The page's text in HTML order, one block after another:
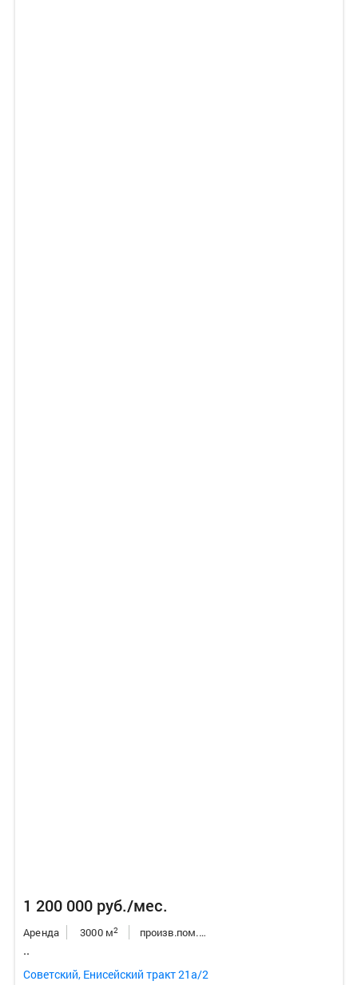
1 200 000 руб./мес.
Аренда 3000 м2 произв.пом./склад/бокс
..
Советский, Енисейский тракт 21а/2